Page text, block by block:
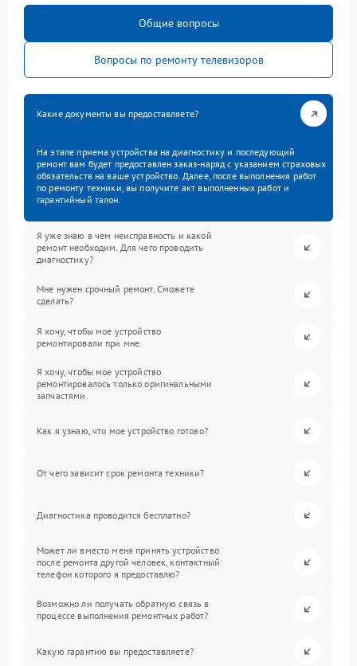
Общие вопросы
Вопросы по ремонту телевизоров
Какие документы вы предоставляете?
На этапе приема устройства на диагностику и последующий
ремонт вам будет предоставлен заказ-наряд с указанием страховых
обязательств на ваше устройство. Далее, после выполнения работ
по ремонту техники, вы получите акт выполненных работ и
гарантийный талон.
Я уже знаю в чем неисправность и какой
ремонт необходим. Для чего проводить
диагностику?
Мне нужен срочный ремонт. Сможете
сделать?
Я хочу, чтобы мое устройство
ремонтировали при мне.
Я хочу, чтобы мое устройство
ремонтировалось только оригинальными
запчастями.
Как я узнаю, что мое устройство готово?
От чего зависит срок ремонта техники?
Диагностика проводится бесплатно?
Может ли вместо меня принять устройство
после ремонта другой человек, контактный
телефон которого я предоставлю?
Возможно ли получать обратную связь в
процессе выполнения ремонтных работ?
Какую гарантию вы предоставляете?